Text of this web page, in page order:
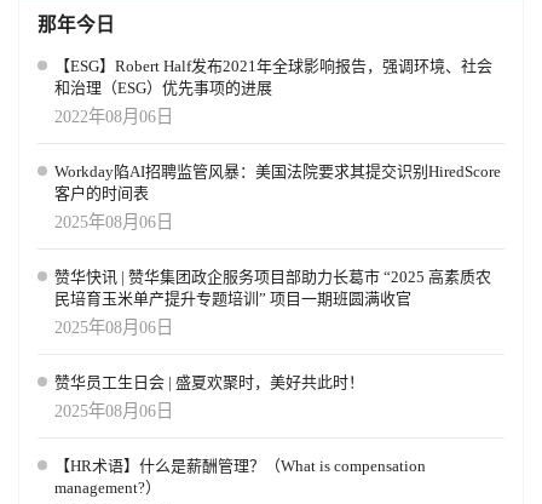
——不回避问题，而是把答案写进产品与计划之中。 随着 Jobs
Platform 的落地倒计时，OpenAI 正在完成从“AI 工具公司”到“社会
基础设施提供者”的转变。正如 Simo 在博客中写道：“AI 是一种前
所未有的机会，它应该属于每一个人。” 这场由技术、资本、政府和
社会多方力量共同推动的实验，将在未来几年决定一个关键命题：
那年今日
【ESG】Robert Half发布2021年全球影响报告，强调环境、社会
和治理（ESG）优先事项的进展
2022年08月06日
Workday陷AI招聘监管风暴：美国法院要求其提交识别HiredScore
客户的时间表
2025年08月06日
赞华快讯 | 赞华集团政企服务项目部助力长葛市 “2025 高素质农
民培育玉米单产提升专题培训” 项目一期班圆满收官
2025年08月06日
赞华员工生日会 | 盛夏欢聚时，美好共此时！
2025年08月06日
【HR术语】什么是薪酬管理？（What is compensation
management?）